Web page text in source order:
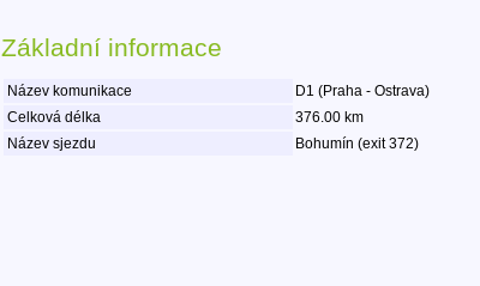
Základní informace
Název komunikace
D1 (Praha - Ostrava)
Celková délka
376.00 km
Název sjezdu
Bohumín (exit 372)